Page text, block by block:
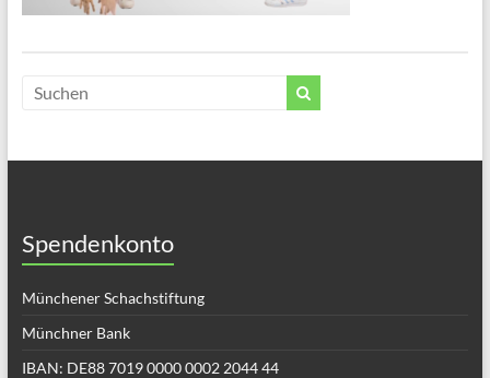
Spendenkonto
Münchener Schachstiftung
Münchner Bank
IBAN: DE88 7019 0000 0002 2044 44